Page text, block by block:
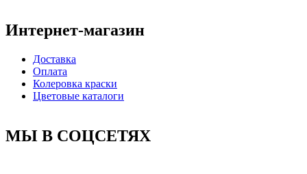
Интернет-магазин
Доставка
Оплата
Колеровка краски
Цветовые каталоги
МЫ В СОЦСЕТЯХ